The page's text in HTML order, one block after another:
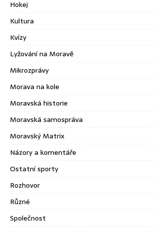
Hokej
Kultura
Kvízy
Lyžování na Moravě
Mikrozprávy
Morava na kole
Moravská historie
Moravská samospráva
Moravský Matrix
Názory a komentáře
Ostatní sporty
Rozhovor
Různé
Společnost